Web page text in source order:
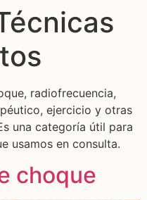
radiofrecuencia,
ejercicio y otras
una categoría útil para
usamos en consulta.
choque